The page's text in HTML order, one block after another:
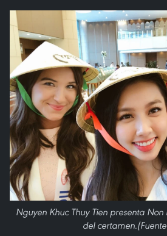
Nguyen Khuc Thuy Tien presenta
del